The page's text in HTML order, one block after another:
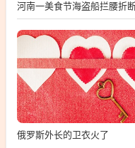
河南一美食节海盗船拦腰折
俄罗斯外长的卫衣火了